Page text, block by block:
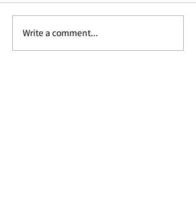
スクムビット49「Café
Buongiorno Per Tutti /
Write a comment...